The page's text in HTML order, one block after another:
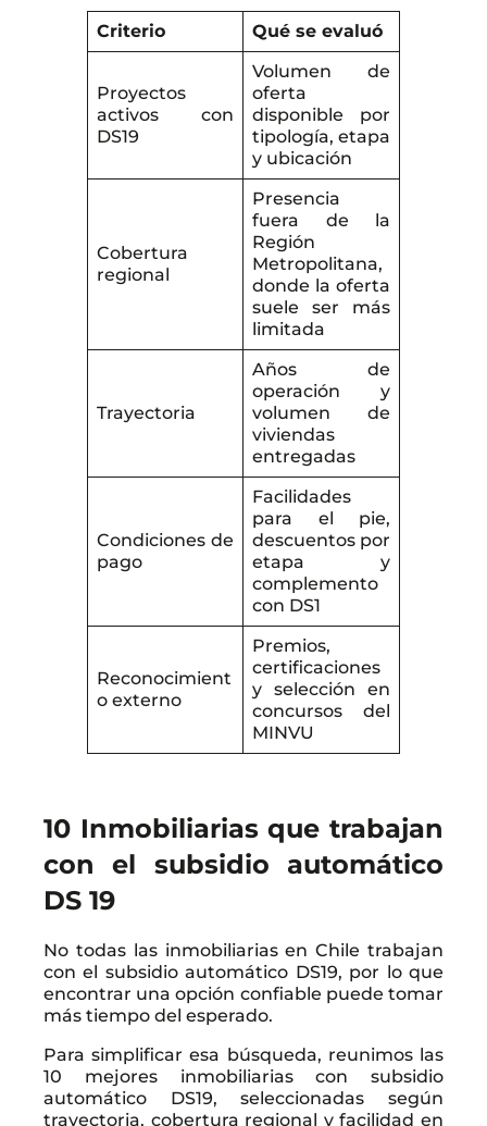
Criterio Qué se evaluó
Proyectos
activos con
DS19
Volumen de
oferta
disponible por
tipología, etapa
y ubicación
Cobertura
regional
Presencia
fuera de la
Región
Metropolitana,
donde la oferta
suele ser más
limitada
Trayectoria
Años de
operación y
volumen de
viviendas
entregadas
Condiciones de
pago
Facilidades
para el pie,
descuentos por
etapa y
complemento
con DS1
Reconocimient
o externo
Premios,
certificaciones
y selección en
concursos del
MINVU
10 Inmobiliarias que trabajan
con el subsidio automático
DS 19
No todas las inmobiliarias en Chile trabajan
con el subsidio automático DS19, por lo que
encontrar una opción confiable puede tomar
más tiempo del esperado.
Para simplificar esa búsqueda, reunimos las
10 mejores inmobiliarias con subsidio
automático DS19, seleccionadas según
trayectoria, cobertura regional y facilidad en